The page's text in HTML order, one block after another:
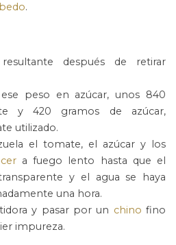
.
después de retirar
peso en azúcar, unos 840
y 420 gramos de azúcar,
utilizado.
el tomate, el azúcar y los
a fuego lento hasta que el
y el agua se haya
una hora.
y pasar por un chino fino
impureza.